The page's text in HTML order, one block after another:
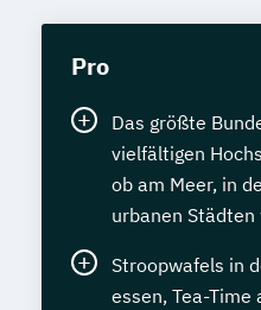
Pro
Das größte
vielfältigen
ob am Meer, in
urbanen
Stroopwafels in
essen, Tea-